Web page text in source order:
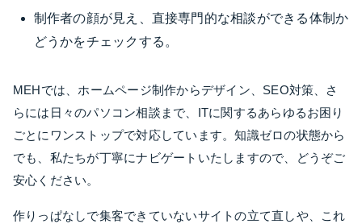
制作者の顔が見え、直接専門的な相談ができる体制か
どうかをチェックする。
MEHでは、ホームページ制作からデザイン、SEO対策、さ
らには日々のパソコン相談まで、ITに関するあらゆるお困り
ごとにワンストップで対応しています。知識ゼロの状態から
でも、私たちが丁寧にナビゲートいたしますので、どうぞご
安心ください。
作りっぱなしで集客できていないサイトの立て直しや、これ